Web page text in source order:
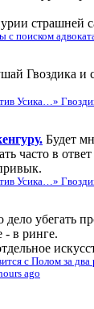
страшней
с поиском
Гвоздика и
Усика…»
Будет
часто в
Усика…»
дело убегать
- в ринге.
с Полом за
ago